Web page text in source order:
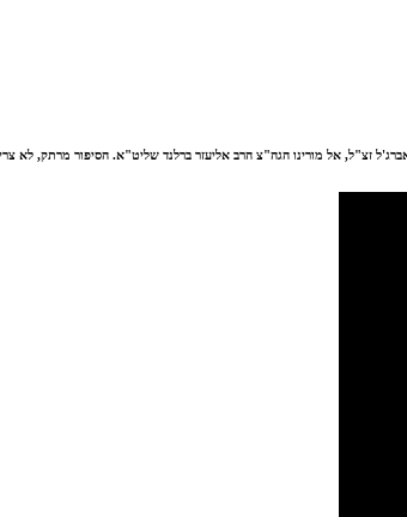
זצ"ל, אל מורינו הגה"צ הרב אליעזר ברלנד שליט"א. הסיפור מרתק, לא